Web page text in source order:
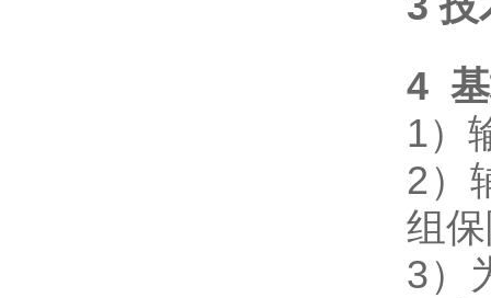
4 基
1）
2）
组
3）